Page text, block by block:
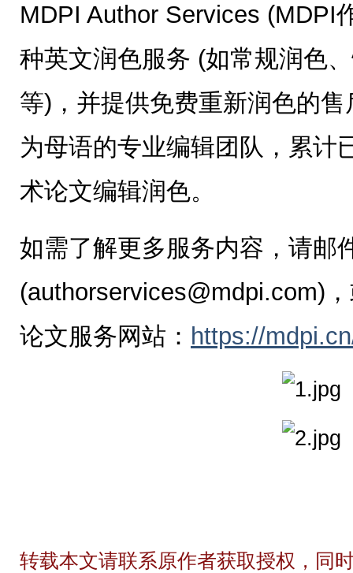
MDPI Author Services (MDPI
种英文润色服务 (如常规润色
等)，并提供免费重新润色的
为母语的专业编辑团队，累计
术论文编辑润色。
如需了解更多服务内容，请邮
(authorservices@mdpi.com)
论文服务网站： https://
转载本文请联系原作者获取授权，同